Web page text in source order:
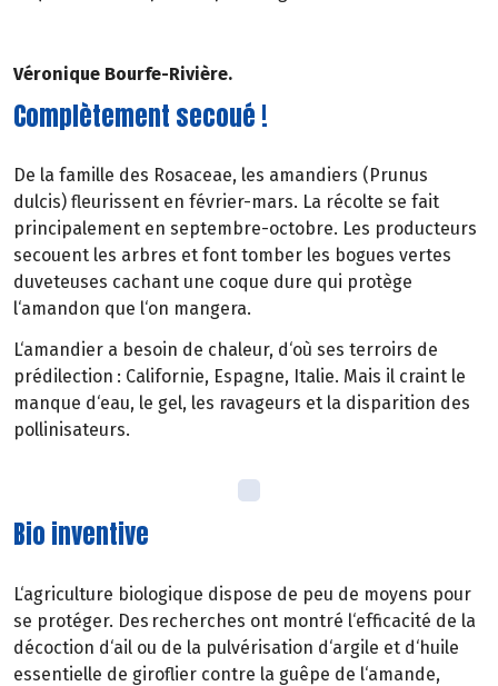
Véronique Bourfe-Rivière.
Complètement secoué !
De la famille des Rosaceae, les amandiers (Prunus
dulcis) fleurissent en février-mars. La récolte se fait
principalement en septembre-octobre. Les producteurs
secouent les arbres et font tomber les bogues vertes
duveteuses cachant une coque dure qui protège
l‘amandon que l‘on mangera.
L‘amandier a besoin de chaleur, d‘où ses terroirs de
prédilection : Californie, Espagne, Italie. Mais il craint le
manque d‘eau, le gel, les ravageurs et la disparition des
pollinisateurs.
Bio inventive
L‘agriculture biologique dispose de peu de moyens pour
se protéger. Des recherches ont montré l‘efficacité de la
décoction d‘ail ou de la pulvérisation d‘argile et d‘huile
essentielle de giroflier contre la guêpe de l‘amande,